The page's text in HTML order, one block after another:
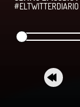
#ELTWITTERDIARIO